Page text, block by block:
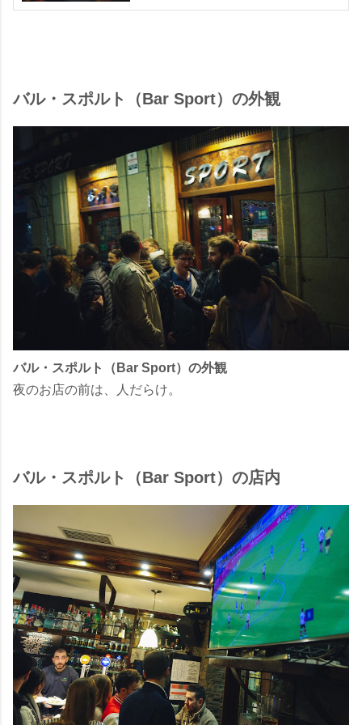
バル・スポルト（Bar Sport）の外観
バル・スポルト（Bar Sport）の外観
夜のお店の前は、人だらけ。
バル・スポルト（Bar Sport）の店内